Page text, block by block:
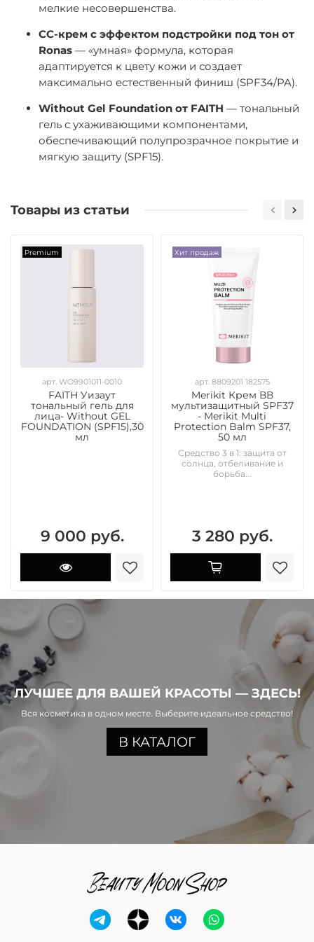
мелкие несовершенства.
CC-крем с эффектом подстройки под тон от
Ronas — «умная» формула, которая
адаптируется к цвету кожи и создает
максимально естественный финиш (SPF34/PA).
Without Gel Foundation от FAITH — тональный
гель с ухаживающими компонентами,
обеспечивающий полупрозрачное покрытие и
мягкую защиту (SPF15).
Товары из статьи
Premium
арт. WO9901011-0010
FAITH Уизаут
тональный гель для
лица- Without GEL
FOUNDATION (SPF15),30
мл
9 000 руб.
Хит продаж
арт. 8809201 182575
Merikit Крем ВВ
мультизащитный SPF37
- Merikit Multi
Protection Balm SPF37,
50 мл
Средство 3 в 1: защита от
солнца, отбеливание и
борьба...
3 280 руб.
ЛУЧШЕЕ ДЛЯ ВАШЕЙ КРАСОТЫ — ЗДЕСЬ!
Вся косметика в одном месте. Выберите идеальное средство!
В КАТАЛОГ